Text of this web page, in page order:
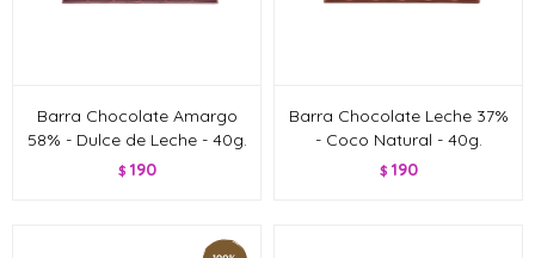
Barra Chocolate Amargo
58% - Dulce de Leche - 40g.
$ 190
Barra Chocolate Leche 37%
- Coco Natural - 40g.
$ 190